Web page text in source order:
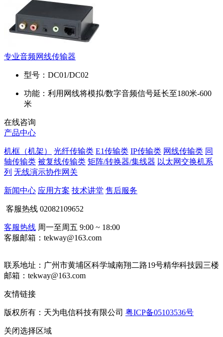
专业音频网线传输器
型号： DC01/DC02
功能： 利用网线将模拟/数字音频信号延长至180米-600
米
在线咨询
产品中心
机框（机架） 光纤传输类 E1传输类 IP传输类 网线传输类 同
轴传输类 被复线传输类 矩阵/转换器/集线器 以太网交换机系
列 无线演示协作网关
新闻中心 应用方案 技术讲堂 售后服务
客服热线 02082109652
客服热线 周一至周五 9:00 ~ 18:00
客服邮箱：tekway@163.com
联系地址： 广州市黄埔区科学城南翔二路19号精华科技园三楼
邮箱：tekway@163.com
友情链接
版权所有：天为电信科技有限公司 粤ICP备05103536号
关闭选择区域